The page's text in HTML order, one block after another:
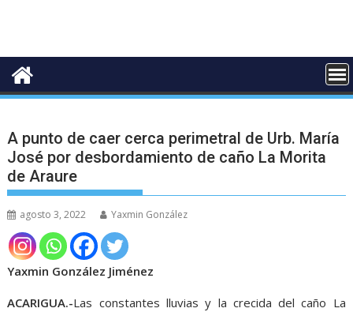
A punto de caer cerca perimetral de Urb. María
José por desbordamiento de caño La Morita
de Araure
agosto 3, 2022 Yaxmin González
Yaxmin González Jiménez
ACARIGUA.-Las constantes lluvias y la crecida del caño La